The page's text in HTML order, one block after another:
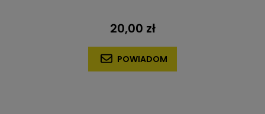
20,00 zł
POWIADOM